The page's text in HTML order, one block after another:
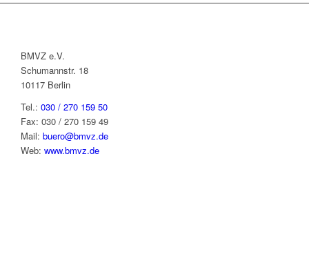
BMVZ e.V.
Schumannstr. 18
10117 Berlin
Tel.: 030 / 270 159 50
Fax: 030 / 270 159 49
Mail: buero@bmvz.de
Web: www.bmvz.de